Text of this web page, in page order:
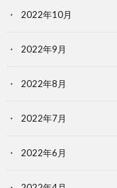
2022年10月
2022年9月
2022年8月
2022年7月
2022年6月